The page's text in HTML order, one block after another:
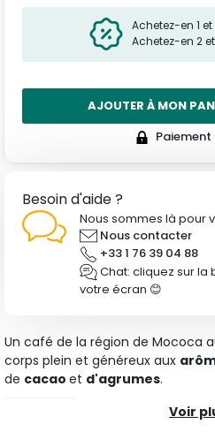
Achetez-en 1
Achetez-en 2
AJOUTER À MON
Paiement
Besoin d'aide ?
Nous sommes là pour
Nous contacter
+33 1 76 39 04 88
Chat: cliquez sur la
votre écran 😊
Un café de la région de Mococa
corps plein et généreux aux
de cacao et d'agrumes.
Voir